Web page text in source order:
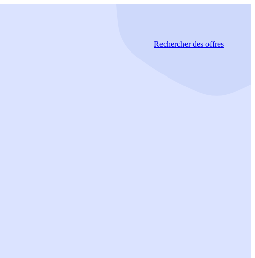
Rechercherdes offres